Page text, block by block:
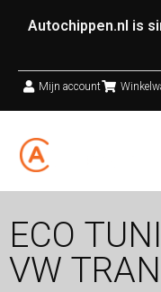
Autochippen.nl is
Mijn account
ECO
VW